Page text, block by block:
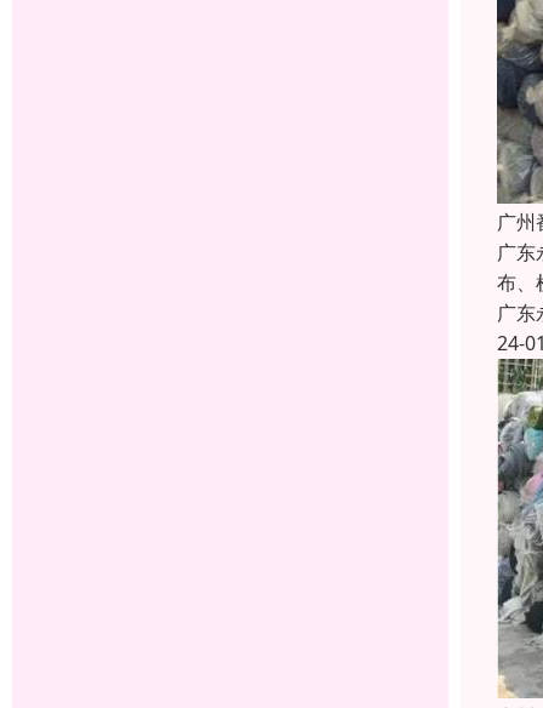
广州
广东
布、
广东
24-